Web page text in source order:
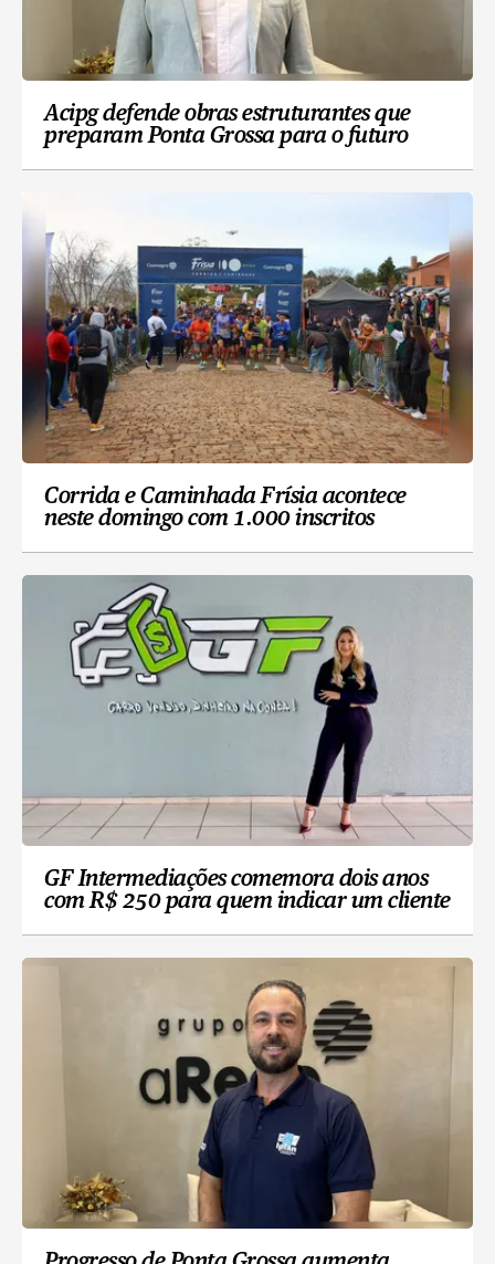
Acipg defende obras estruturantes que
preparam Ponta Grossa para o futuro
Corrida e Caminhada Frísia acontece
neste domingo com 1.000 inscritos
GF Intermediações comemora dois anos
com R$ 250 para quem indicar um cliente